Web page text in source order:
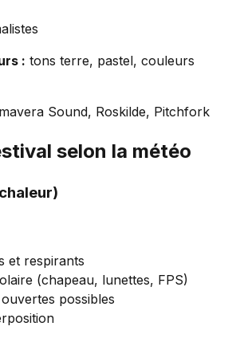
: tons terre, pastel, couleurs
Sound, Roskilde, Pitchfork
selon la météo
et respirants
(chapeau, lunettes, FPS)
possibles